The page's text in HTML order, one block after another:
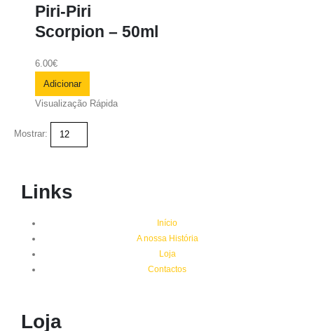
Piri-Piri
Scorpion – 50ml
6.00€
Adicionar
Visualização Rápida
Mostrar:
Links
Início
A nossa História
Loja
Contactos
Loja